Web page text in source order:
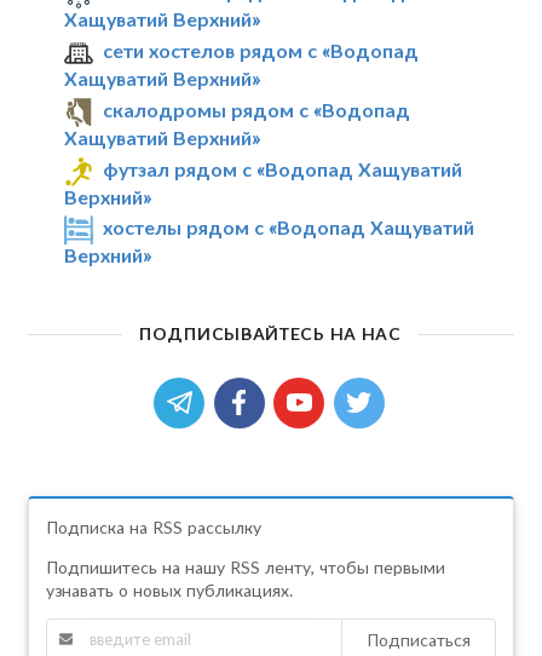
Хащуватий Верхний»
сети хостелов рядом с «Водопад
Хащуватий Верхний»
скалодромы рядом с «Водопад
Хащуватий Верхний»
футзал рядом с «Водопад Хащуватий
Верхний»
хостелы рядом с «Водопад Хащуватий
Верхний»
ПОДПИСЫВАЙТЕСЬ НА НАС
Подписка на RSS рассылку
Подпишитесь на нашу RSS ленту, чтобы первыми
узнавать о новых публикациях.
Подписаться